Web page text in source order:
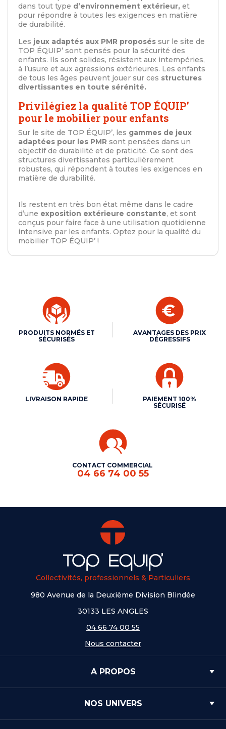
dans tout type d’environnement extérieur, et
pour répondre à toutes les exigences en matière
de durabilité.
Les jeux adaptés aux PMR proposés sur le site de
TOP ÉQUIP’ sont pensés pour la sécurité des
enfants. Ils sont solides, résistent aux intempéries,
à l’usure et aux agressions extérieures. Les enfants
de tous les âges peuvent jouer sur ces structures
divertissantes en toute sérénité.
Privilégiez la qualité TOP ÉQUIP’
pour le mobilier pour enfants
Sur le site de TOP ÉQUIP’, les gammes de jeux
adaptées pour les PMR sont pensées dans un
objectif de durabilité et de praticité. Ce sont des
structures divertissantes particulièrement
robustes, qui répondent à toutes les exigences en
matière de durabilité.
Ils restent en très bon état même dans le cadre
d’une exposition extérieure constante, et sont
conçus pour faire face à une utilisation quotidienne
intensive par les enfants. Optez pour la qualité du
mobilier TOP ÉQUIP’ !
PRODUITS NORMÉS ET
SÉCURISÉS
AVANTAGES DES PRIX
DÉGRESSIFS
LIVRAISON RAPIDE
PAIEMENT 100%
SÉCURISÉ
CONTACT COMMERCIAL
04 66 74 00 55
Collectivités, professionnels & Particuliers
980 Avenue de la Deuxième Division Blindée
30133 LES ANGLES
04 66 74 00 55
Nous contacter
A PROPOS
NOS UNIVERS